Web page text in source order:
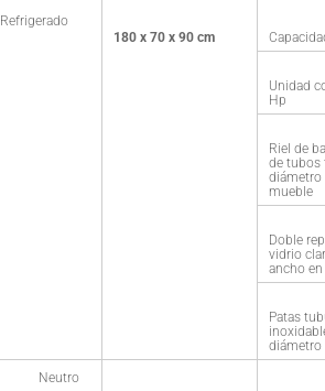
Refrigerado
180 x 70 x 90 cm
Unidad
Hp
Riel de
de tubos
diámetro
mueble
Doble
vidrio
ancho
Patas
diámetro
Neutro